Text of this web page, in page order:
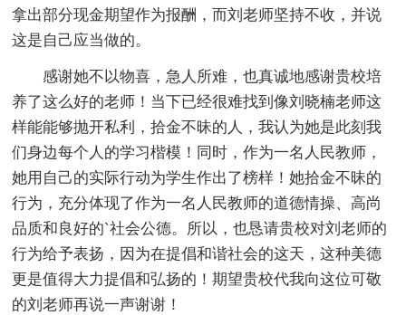
拿出部分现金期望作为报酬，而刘老师坚持不收，并说
这是自己应当做的。
感谢她不以物喜，急人所难，也真诚地感谢贵校培
养了这么好的老师！当下已经很难找到像刘晓楠老师这
样能能够抛开私利，拾金不昧的人，我认为她是此刻我
们身边每个人的学习楷模！同时，作为一名人民教师，
她用自己的实际行动为学生作出了榜样！她拾金不昧的
行为，充分体现了作为一名人民教师的道德情操、高尚
品质和良好的`社会公德。所以，也恳请贵校对刘老师的
行为给予表扬，因为在提倡和谐社会的这天，这种美德
更是值得大力提倡和弘扬的！期望贵校代我向这位可敬
的刘老师再说一声谢谢！